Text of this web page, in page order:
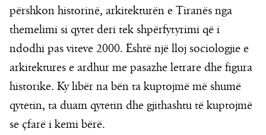
përshkon historinë, arkitekturën e Tiranës nga
themelimi si qytet deri tek shpërfytyrimi që i
ndodhi pas viteve 2000. Është një lloj sociologjie e
arkitektures e ardhur me pasazhe letrare dhe figura
historike. Ky libër na bën ta kuptojmë më shumë
qytetin, ta duam qytetin dhe gjithashtu të kuptojmë
se çfarë i kemi bërë.